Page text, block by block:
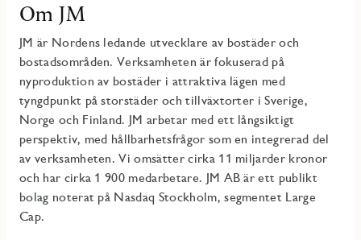
Om JM
JM är Nordens ledande utvecklare av bostäder och
bostadsområden. Verksamheten är fokuserad på
nyproduktion av bostäder i attraktiva lägen med
tyngdpunkt på storstäder och tillväxtorter i Sverige,
Norge och Finland. JM arbetar med ett långsiktigt
perspektiv, med hållbarhetsfrågor som en integrerad del
av verksamheten. Vi omsätter cirka 11 miljarder kronor
och har cirka 1 900 medarbetare. JM AB är ett publikt
bolag noterat på Nasdaq Stockholm, segmentet Large
Cap.